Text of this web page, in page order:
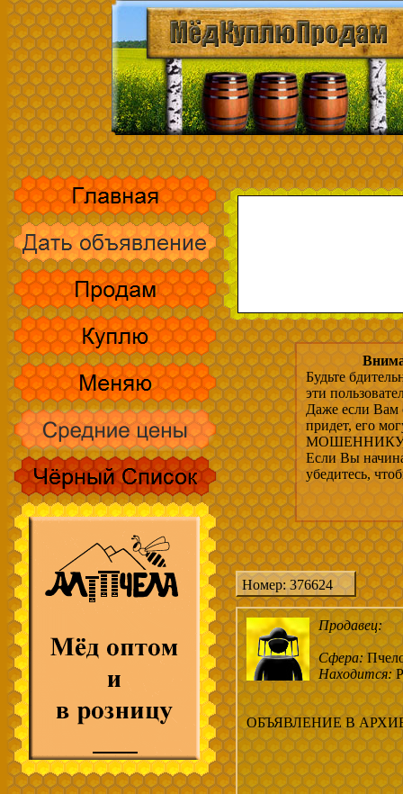
Будьте
эти
Даже если Вам
придет, его
МОШЕННИКУ,
Если Вы
убедитесь,
Номер: 376624
Продавец:
Сфера:
Находится:
ОБЪЯВЛЕНИЕ В